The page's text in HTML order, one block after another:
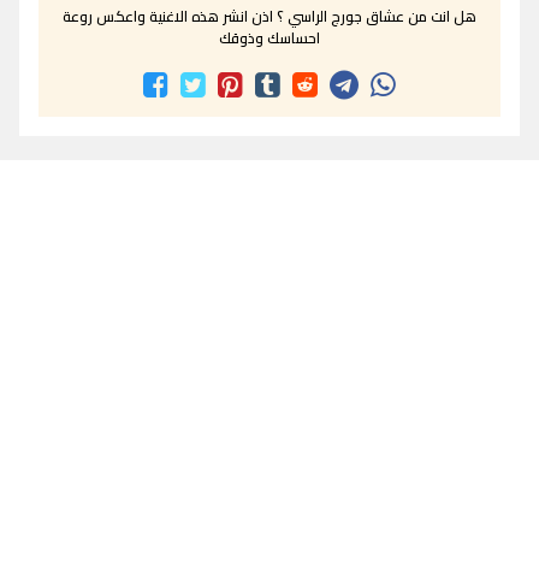
هل انت من عشاق جورج الراسي ؟ اذن انشر هذه الاغنية واعكس روعة
احساسك وذوقك